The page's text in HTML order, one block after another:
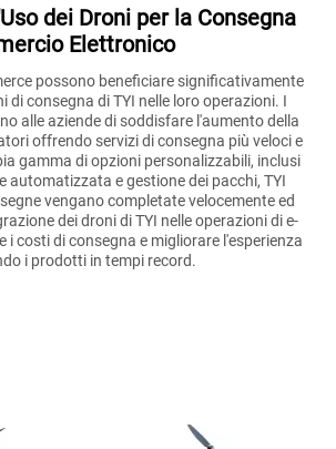
dei Droni per la Consegna
Elettronico
possono beneficiare significativamente
di consegna di TYI nelle loro operazioni. I
alle aziende di soddisfare l'aumento della
offrendo servizi di consegna più veloci e
gamma di opzioni personalizzabili, inclusi
automatizzata e gestione dei pacchi, TYI
vengano completate velocemente ed
dei droni di TYI nelle operazioni di e-
i costi di consegna e migliorare l'esperienza
i prodotti in tempi record.